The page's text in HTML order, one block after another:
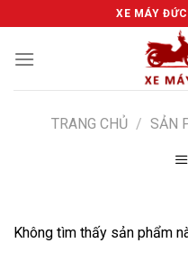
content
XE MÁY
TRANG CHỦ / SẢN
Không tìm thấy sản phẩm